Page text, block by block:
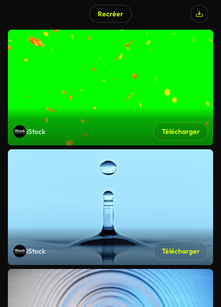
Recréer
iStock Télécharger
iStock Télécharger